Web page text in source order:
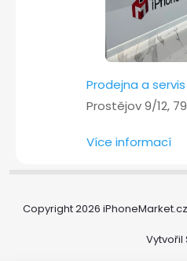
Prodejna a
Prostějov 9/12,
Více informací
Vytvořil
Copyright 2026 iPhoneMarket.cz